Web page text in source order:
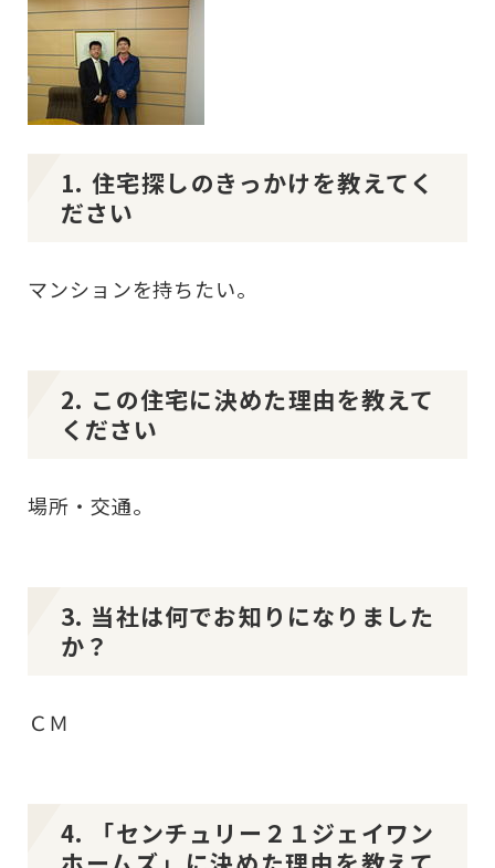
1. 住宅探しのきっかけを教えてく
ださい
マンションを持ちたい。
2. この住宅に決めた理由を教えて
ください
場所・交通。
3. 当社は何でお知りになりました
か？
ＣＭ
4. 「センチュリー２１ジェイワン